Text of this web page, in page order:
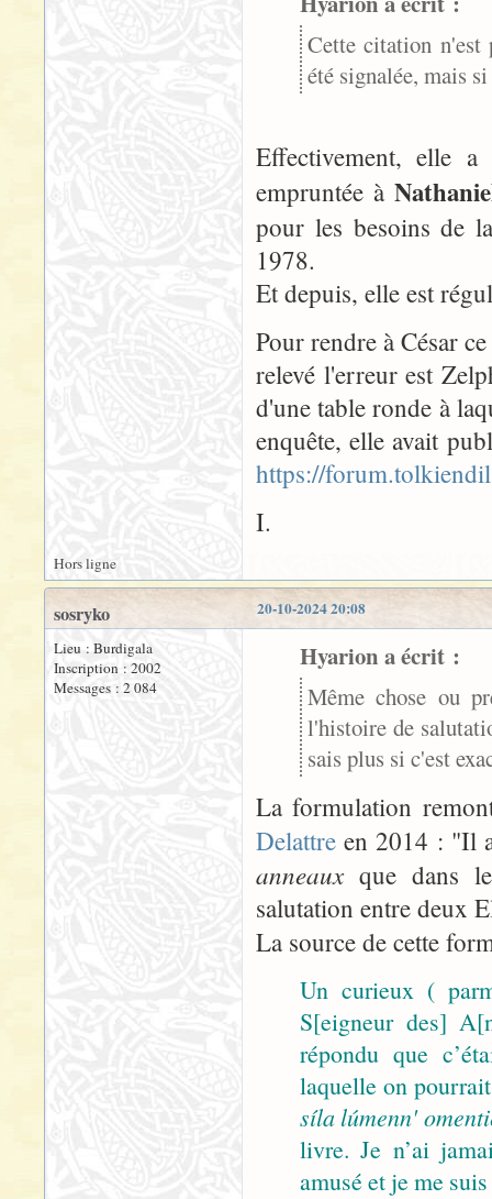
Cette citation n'est
été signalée, mais
Effectivement, elle
empruntée à
pour les besoins de
1978.
Et depuis, elle est
Pour rendre à César
relevé l'erreur est
d'une table ronde à
enquête, elle avait
https://
I.
Hors ligne
20-10-2024 20:08
sosryko
Lieu : Burdigala
Inscription : 2002
Messages : 2 084
Hyarion a écrit :
Même chose ou
l'histoire de
sais plus si c'est
La formulation
Delattre en 2014 : "Il
anneauxque dans
salutation entre deux
La source de cette
Un curieux (
S[eigneur des]
répondu que
laquelle on
síla lúmenn'
livre. Je n’ai
amusé et je me